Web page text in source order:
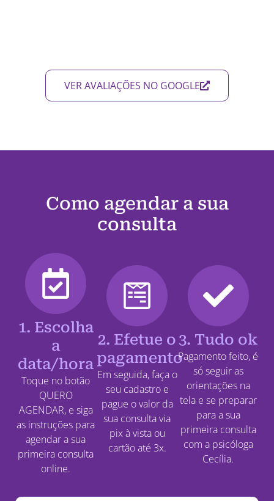
VER AVALIAÇÕES NO GOOGLE
Como agendar a sua
consulta
1. Escolha
a
data/hora
Toque no botão
QUERO
AGENDAR, e siga
as instruções para
agendar a sua
primeira consulta
online.
2. Efetue o
pagamento
Em seguida, faça o
seu cadastro e
pague o valor da
sua consulta via
pix à vista ou
cartão até 3x.
3. Tudo ok
Pagamento feito, é
só seguir as
orientações na
tela e se preparar
para a sua
primeira consulta
com a psicóloga
Cecília.